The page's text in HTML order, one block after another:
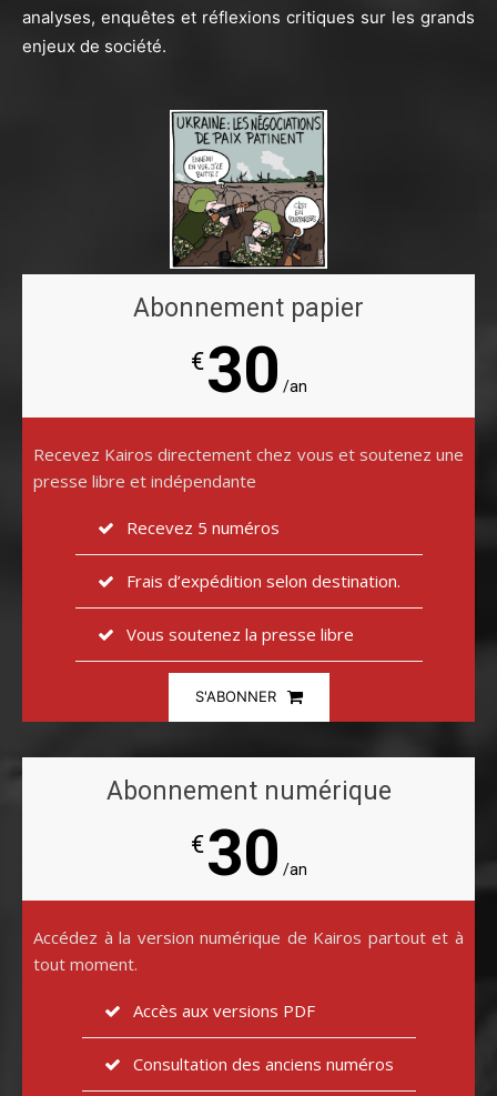
analyses, enquêtes et réflexions critiques sur les grands
enjeux de société.
Abonnement papier
€30 /an
Recevez Kairos directement chez vous et soutenez une
presse libre et indépendante
Recevez 5 numéros
Frais d’expédition selon destination.
Vous soutenez la presse libre
S'ABONNER
Abonnement numérique
€30 /an
Accédez à la version numérique de Kairos partout et à
tout moment.
Accès aux versions PDF
Consultation des anciens numéros